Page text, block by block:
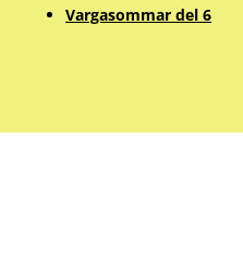
Vargasommar del 6